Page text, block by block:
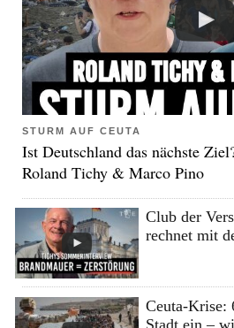
STURM AUF CEUTA
Ist Deutschland das nächste
Roland Tichy & Marco Pino
Club der
rechnet mit
Ceuta-Krise: